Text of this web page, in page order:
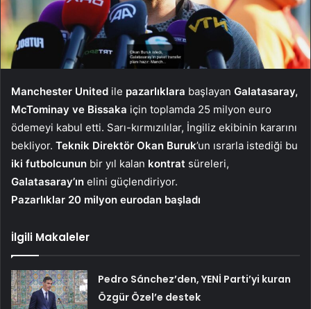
Manchester United ile pazarlıklara başlayan Galatasaray,
McTominay ve Bissaka için toplamda 25 milyon euro
ödemeyi kabul etti. Sarı-kırmızılılar, İngiliz ekibinin kararını
bekliyor. Teknik Direktör Okan Buruk’un ısrarla istediği bu
iki futbolcunun bir yıl kalan kontrat süreleri,
Galatasaray’ın elini güçlendiriyor.
Pazarlıklar 20 milyon eurodan başladı
İlgili Makaleler
Pedro Sánchez’den, YENİ Parti’yi kuran
Özgür Özel’e destek